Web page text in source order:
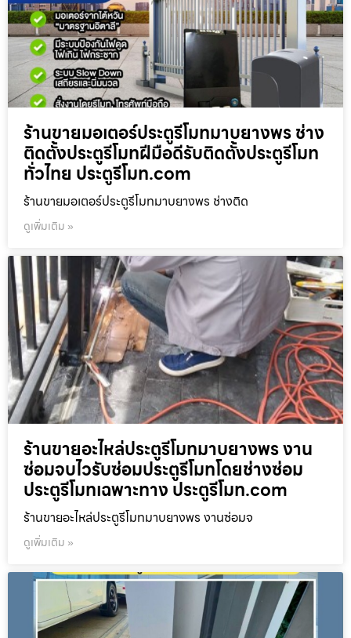
ร้านขายมอเตอร์ประตูรีโมทมาบยางพร ช่าง
ติดตั้งประตูรีโมทฝีมือดีรับติดตั้งประตูรีโมท
ทั่วไทย ประตูรีโมท.com
ร้านขายมอเตอร์ประตูรีโมทมาบยางพร ช่างติด
ดูเพิ่มเติม »
ร้านขายอะไหล่ประตูรีโมทมาบยางพร งาน
ซ่อมจบไวรับซ่อมประตูรีโมทโดยช่างซ่อม
ประตูรีโมทเฉพาะทาง ประตูรีโมท.com
ร้านขายอะไหล่ประตูรีโมทมาบยางพร งานซ่อมจ
ดูเพิ่มเติม »